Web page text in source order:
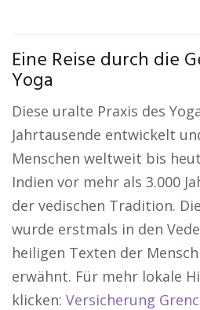
Eine Reise durch die
Yoga
Diese uralte Praxis des
Jahrtausende entwickelt
Menschen weltweit bis
Indien vor mehr als 3.000
der vedischen Tradition.
wurde erstmals in den
heiligen Texten der
erwähnt. Für mehr lokale
klicken: Versicherung